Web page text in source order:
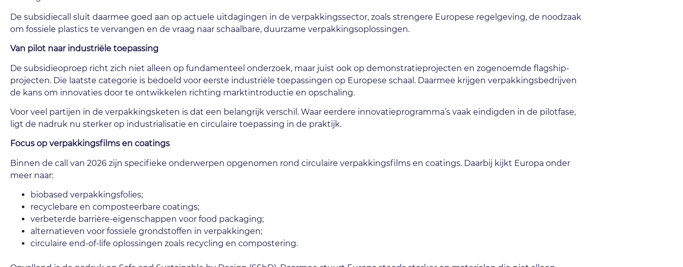
De subsidiecall sluit daarmee goed aan op actuele uitdagingen in de verpakkingssector, zoals strengere Europese regelgeving, de noodzaak
om fossiele plastics te vervangen en de vraag naar schaalbare, duurzame verpakkingsoplossingen.
Van pilot naar industriële toepassing
De subsidieoproep richt zich niet alleen op fundamenteel onderzoek, maar juist ook op demonstratieprojecten en zogenoemde flagship-
projecten. Die laatste categorie is bedoeld voor eerste industriële toepassingen op Europese schaal. Daarmee krijgen verpakkingsbedrijven
de kans om innovaties door te ontwikkelen richting marktintroductie en opschaling.
Voor veel partijen in de verpakkingsketen is dat een belangrijk verschil. Waar eerdere innovatieprogramma’s vaak eindigden in de pilotfase,
ligt de nadruk nu sterker op industrialisatie en circulaire toepassing in de praktijk.
Focus op verpakkingsfilms en coatings
Binnen de call van 2026 zijn specifieke onderwerpen opgenomen rond circulaire verpakkingsfilms en coatings. Daarbij kijkt Europa onder
meer naar:
biobased verpakkingsfolies;
recyclebare en composteerbare coatings;
verbeterde barrière-eigenschappen voor food packaging;
alternatieven voor fossiele grondstoffen in verpakkingen;
circulaire end-of-life oplossingen zoals recycling en compostering.